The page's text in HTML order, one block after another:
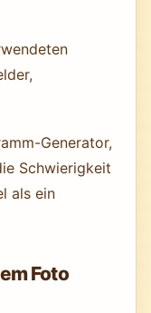
Generator,
Schwierigkeit
als ein
Foto